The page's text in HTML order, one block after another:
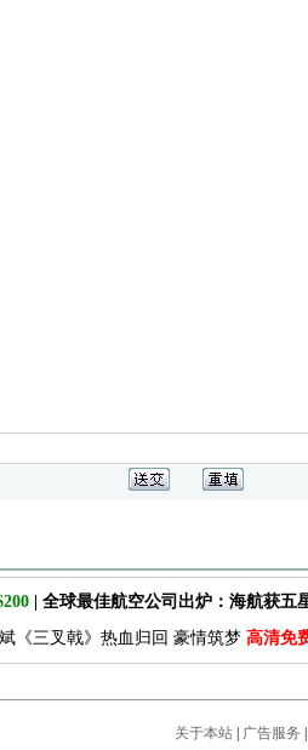
| 全球最佳航空公司出炉：海航获五
《三叉戟》热血归回 豪情筑梦 高清免
关于本站| 广告服务